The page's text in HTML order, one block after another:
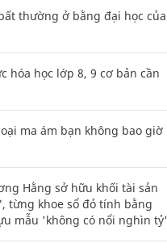
thường ở bằng đại học của
hóa học lớp 8, 9 cơ bản cần
ma ám bạn không bao giờ
Hằng sở hữu khối tài sản
từng khoe sổ đỏ tính bằng
mẫu 'không có nổi nghìn tỷ'